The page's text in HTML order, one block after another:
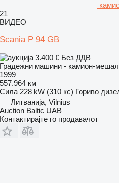
21
ВИДЕО
Scania P 94 GB
3.400 € Без ДДВ
Градежни машини - камион-
1999
557.964 км
Сила 228 kW (310 кс) Гориво
Литванија, Vilnius
Auction Baltic UAB
Контактирајте го продавачот